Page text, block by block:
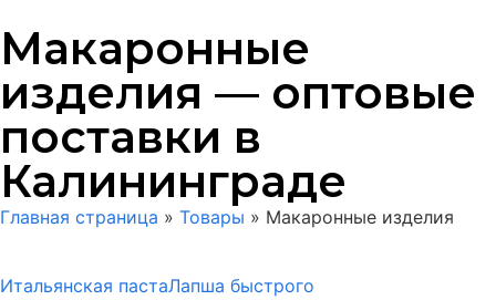
Макаронные
изделия — оптовые
поставки в
Калининграде
Главная страница » Товары » Макаронные изделия
Итальянская пастаЛапша быстрого